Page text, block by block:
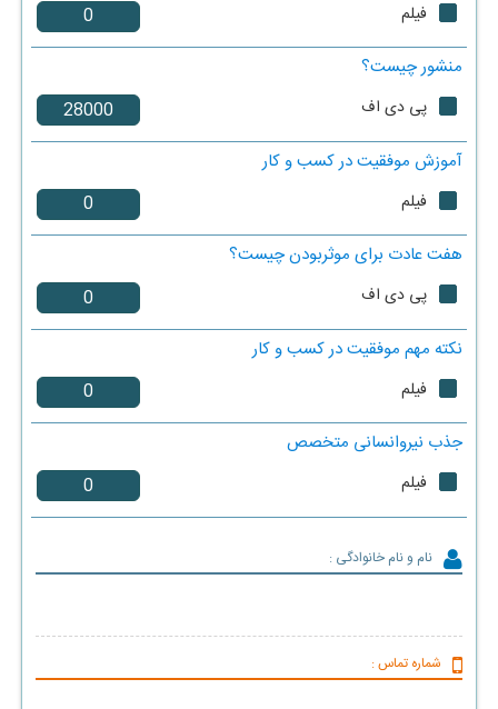
فیلم
منشور چیست؟
پی دی اف
آموزش موفقیت در کسب و کار
فیلم
هفت عادت برای موثربودن چیست؟
پی دی اف
نکته مهم موفقیت در کسب و کار
فیلم
جذب نیروانسانی متخصص
فیلم
نام و نام خانوادگی :
شماره تماس :